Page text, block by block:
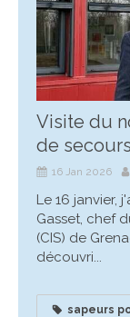
Visite du
de
16 Jan 2026
Le 16 janvier,
Gasset, chef
(CIS) de
découvri...
sapeurs